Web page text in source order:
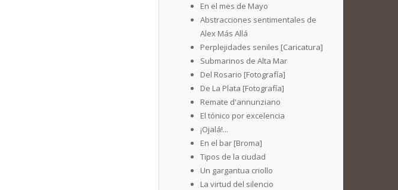
En el mes de Mayo
Abstracciones sentimentales de
Alex Más Allá
Perplejidades seniles [Caricatura]
Submarinos de Alta Mar
Del Rosario [Fotografía]
De La Plata [Fotografía]
Remate d'annunziano
El tónico por excelencia
¡Ojalá!...
En el bar [Broma]
Tipos de la ciudad
Un gargantua criollo
La virtud del silencio